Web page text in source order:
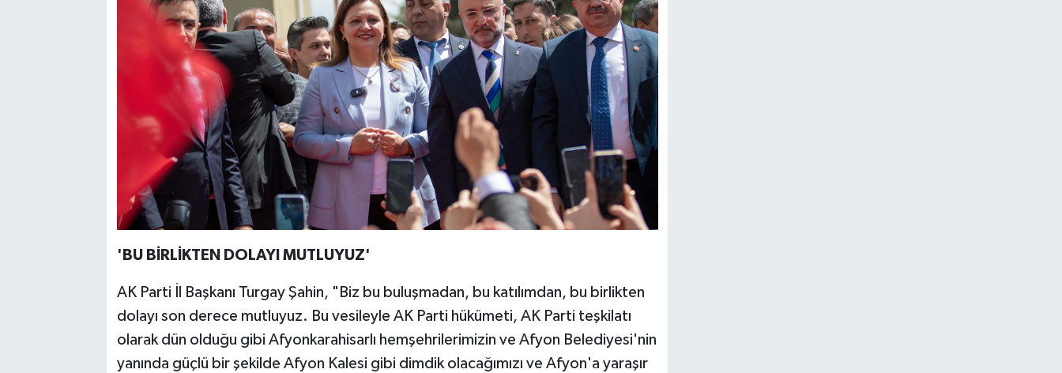
'BU BİRLİKTEN DOLAYI MUTLUYUZ'
AK Parti İl Başkanı Turgay Şahin, "Biz bu buluşmadan, bu katılımdan, bu birlikten
dolayı son derece mutluyuz. Bu vesileyle AK Parti hükümeti, AK Parti teşkilatı
olarak dün olduğu gibi Afyonkarahisarlı hemşehrilerimizin ve Afyon Belediyesi'nin
yanında güçlü bir şekilde Afyon Kalesi gibi dimdik olacağımızı ve Afyon'a yaraşır